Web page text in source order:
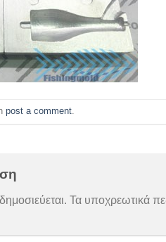
post a comment
Τα υποχρεωτικά